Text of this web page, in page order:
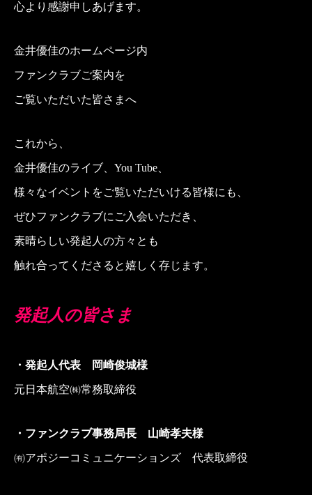
心より感謝申しあげます。
金井優佳のホームページ内
ファンクラブご案内を
ご覧いただいた皆さまへ
これから、
金井優佳のライブ、You Tube、
様々なイベントをご覧いただいける皆様にも、
ぜひファンクラブにご入会いただき、
素晴らしい発起人の方々とも
触れ合ってくださると嬉しく存じます。
発起人の皆さま
・発起人代表 岡崎俊城様
元日本航空㈱常務取締役
・ファンクラブ事務局長 山崎孝夫様
㈲アポジーコミュニケーションズ 代表取締役